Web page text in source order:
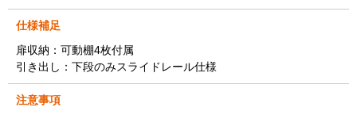
仕様補足
扉収納：可動棚4枚付属
引き出し：下段のみスライドレール仕様
注意事項